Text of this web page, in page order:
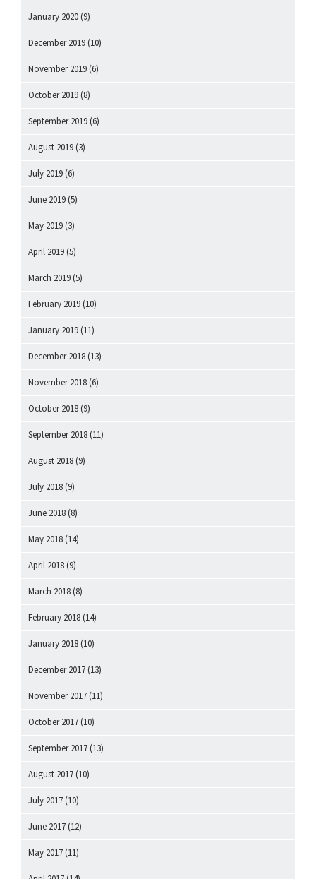
January 2020 (9)
December 2019 (10)
November 2019 (6)
October 2019 (8)
September 2019 (6)
August 2019 (3)
July 2019 (6)
June 2019 (5)
May 2019 (3)
April 2019 (5)
March 2019 (5)
February 2019 (10)
January 2019 (11)
December 2018 (13)
November 2018 (6)
October 2018 (9)
September 2018 (11)
August 2018 (9)
July 2018 (9)
June 2018 (8)
May 2018 (14)
April 2018 (9)
March 2018 (8)
February 2018 (14)
January 2018 (10)
December 2017 (13)
November 2017 (11)
October 2017 (10)
September 2017 (13)
August 2017 (10)
July 2017 (10)
June 2017 (12)
May 2017 (11)